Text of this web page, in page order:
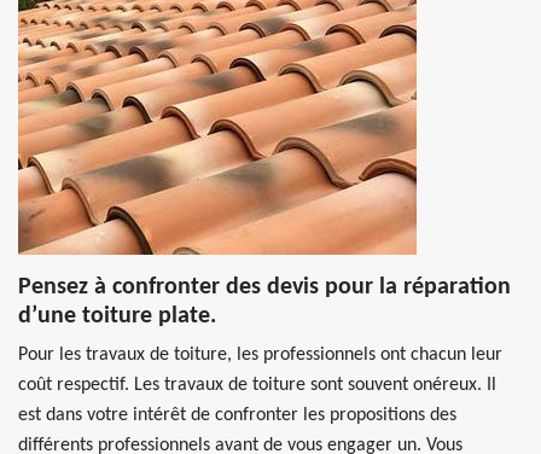
Pensez à confronter des devis pour la réparation
d’une toiture plate.
Pour les travaux de toiture, les professionnels ont chacun leur
coût respectif. Les travaux de toiture sont souvent onéreux. Il
est dans votre intérêt de confronter les propositions des
différents professionnels avant de vous engager un. Vous